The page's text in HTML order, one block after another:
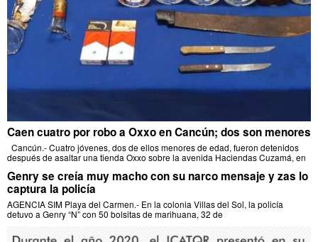
Caen cuatro por robo a Oxxo en Cancún; dos son menores
Cancún.- Cuatro jóvenes, dos de ellos menores de edad, fueron detenidos
después de asaltar una tienda Oxxo sobre la avenida Haciendas Cuzamá, en
Genry se creía muy macho con su narco mensaje y zas lo
captura la policía
AGENCIA SIM Playa del Carmen.- En la colonia Villas del Sol, la policía
detuvo a Genry “N” con 50 bolsitas de marihuana, 32 de